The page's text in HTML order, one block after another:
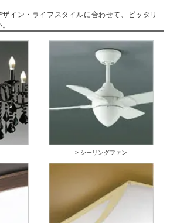
イン・ライフスタイルに合わせて、ピッタリ
> シーリングファン